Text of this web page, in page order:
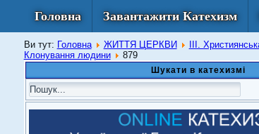
Головна Завантажити Катехизм
Ви тут: Головна ЖИТТЯ ЦЕРКВИ ІІІ.
Клонування людини
879
Шукати в катехизмі